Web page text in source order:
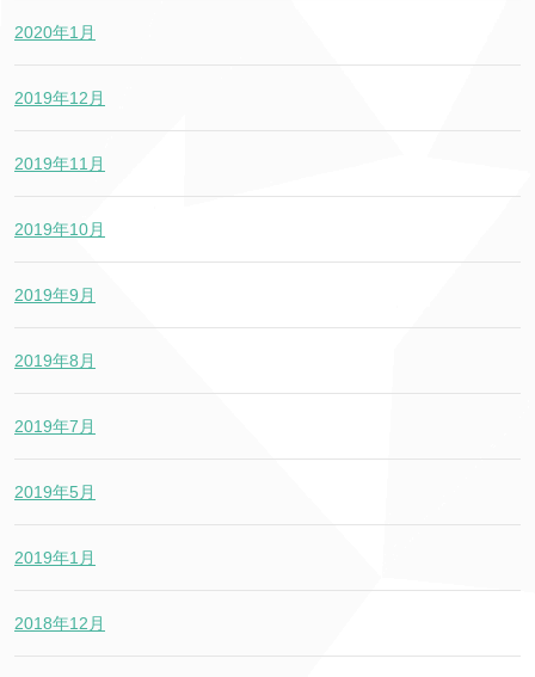
2020年1月
2019年12月
2019年11月
2019年10月
2019年9月
2019年8月
2019年7月
2019年5月
2019年1月
2018年12月